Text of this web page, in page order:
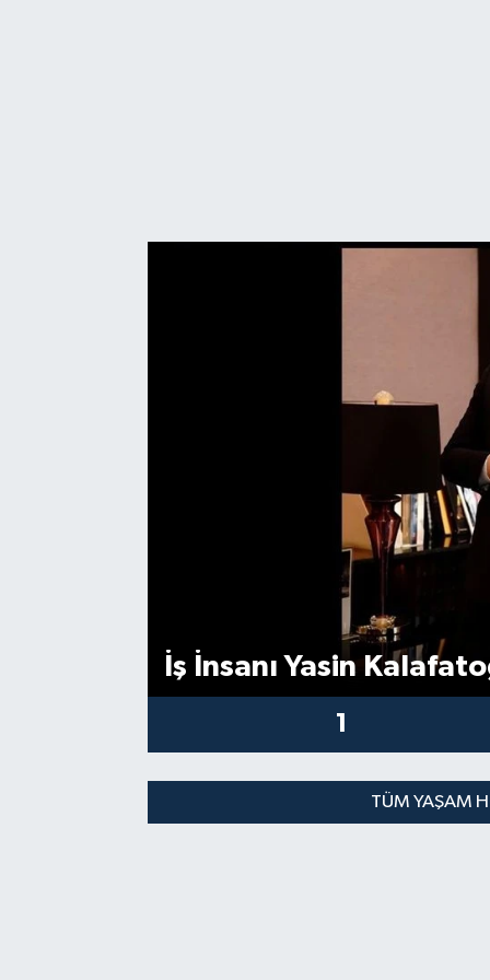
İş İnsanı Yasin
1
TÜM YAŞAM